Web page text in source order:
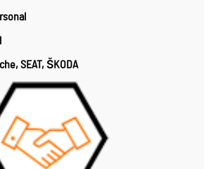
SEAT, ŠKODA